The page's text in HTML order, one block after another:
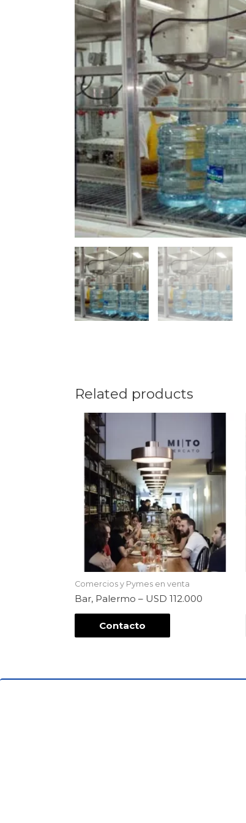
Related products
Comercios y Pymes en venta
Bar, Palermo – USD 112.000
Contacto